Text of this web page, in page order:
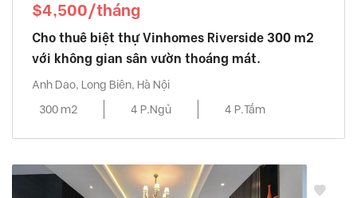
$4,500/tháng
Cho thuê biệt thự Vinhomes Riverside 300 m2
với không gian sân vườn thoáng mát.
Anh Dao, Long Biên, Hà Nội
300 m2
4 P.Ngủ 4 P.Tắm